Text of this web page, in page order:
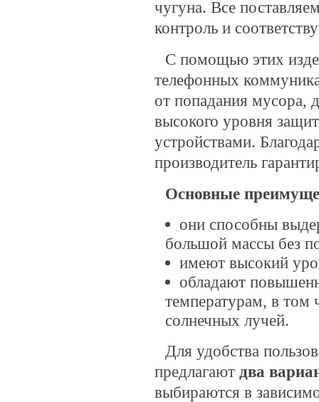
чугуна. Все
контроль и
С помощью этих
телефонных
от попадания мусора,
высокого уровня
устройствами.
производитель
Основные
они способны
большой массы без
имеют высокий
обладают
температурам, в том
солнечных лучей.
Для удобства
предлагают два
выбираются в